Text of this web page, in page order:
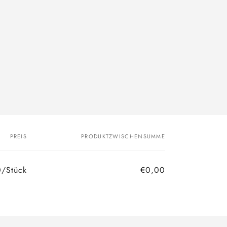
PREIS PRODUKTZWISCHENSUMME
Normaler
Verkaufspreis
Stück €0,00